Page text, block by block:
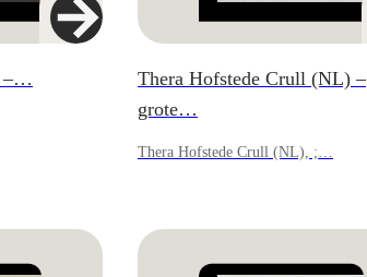
–…
Thera Hofstede Crull (NL) –
grote…
Thera Hofstede Crull (NL), ;…